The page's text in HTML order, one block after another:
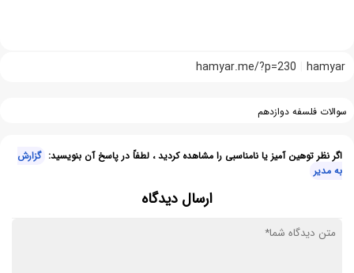
hamyar
hamyar.me/?p=230
سوالات فلسفه دوازدهم
اگر نظر توهین آمیز یا نامناسبی را مشاهده کردید ، لطفاً در پاسخ آن بنویسید: گزارش
به مدیر
ارسال دیدگاه